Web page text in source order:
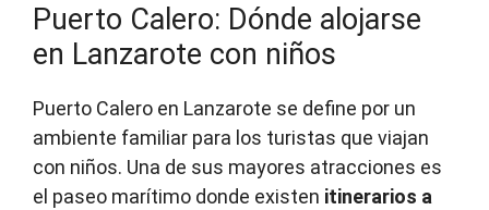
Puerto Calero: Dónde alojarse
en Lanzarote con niños
Puerto Calero en Lanzarote se define por un
ambiente familiar para los turistas que viajan
con niños. Una de sus mayores atracciones es
el paseo marítimo donde existen itinerarios a